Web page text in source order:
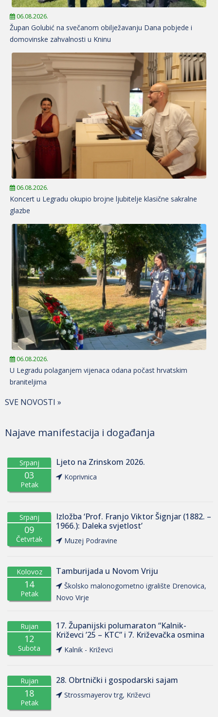
06.08.2026.
Župan Golubić na svečanom obilježavanju Dana pobjede i
domovinske zahvalnosti u Kninu
06.08.2026.
Koncert u Legradu okupio brojne ljubitelje klasične sakralne
glazbe
06.08.2026.
U Legradu polaganjem vijenaca odana počast hrvatskim
braniteljima
SVE NOVOSTI »
Najave manifestacija i događanja
Srpanj
03
Petak
Ljeto na Zrinskom 2026.
Koprivnica
Srpanj
09
Četvrtak
Izložba ‘Prof. Franjo Viktor Šignjar (1882. –
1966.): Daleka svjetlost’
Muzej Podravine
Kolovoz
14
Petak
Tamburijada u Novom Vriju
Školsko malonogometno igralište Drenovica,
Novo Virje
Rujan
12
Subota
17. Županijski polumaraton “Kalnik-
Križevci ’25 – KTC” i 7. Križevačka osmina
Kalnik - Križevci
Rujan
18
Petak
28. Obrtnički i gospodarski sajam
Strossmayerov trg, Križevci